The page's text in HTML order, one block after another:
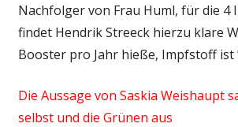
Nachfolger von Frau Huml, für die 4
findet Hendrik Streeck hierzu klare
Booster pro Jahr hieße, Impfstoff ist
Die Aussage von Saskia Weishaupt
selbst und die Grünen aus